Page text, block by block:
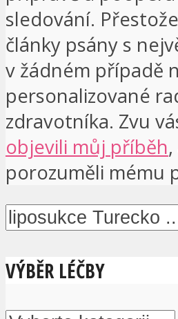
sledování.
články psány s
v žádném případě
personalizované
zdravotníka. Zvu
objevili můj příběh
porozuměli mému
VÝBĚR LÉČBY